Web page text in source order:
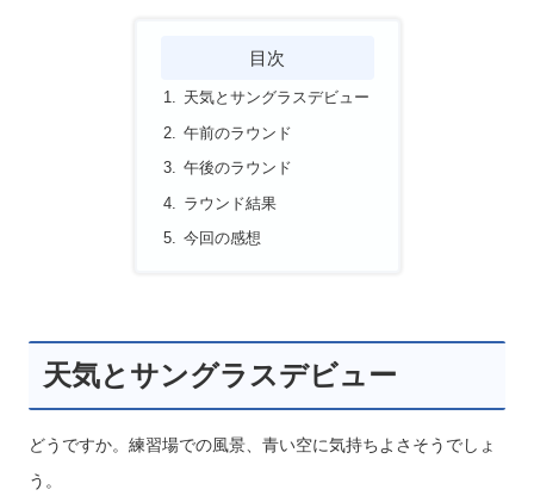
目次
天気とサングラスデビュー
午前のラウンド
午後のラウンド
ラウンド結果
今回の感想
天気とサングラスデビュー
どうですか。練習場での風景、青い空に気持ちよさそうでしょ
う。